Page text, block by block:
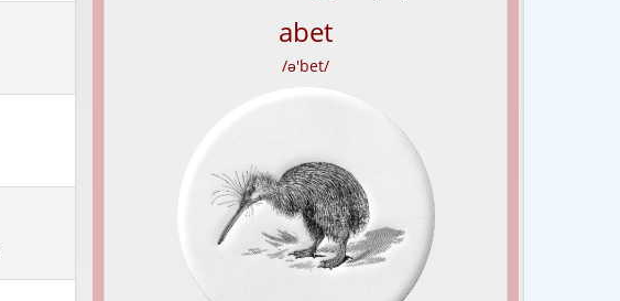
abet
/ə'bet/